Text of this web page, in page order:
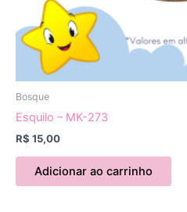
Bosque
Esquilo – MK-273
R$ 15,00
Adicionar ao carrinho